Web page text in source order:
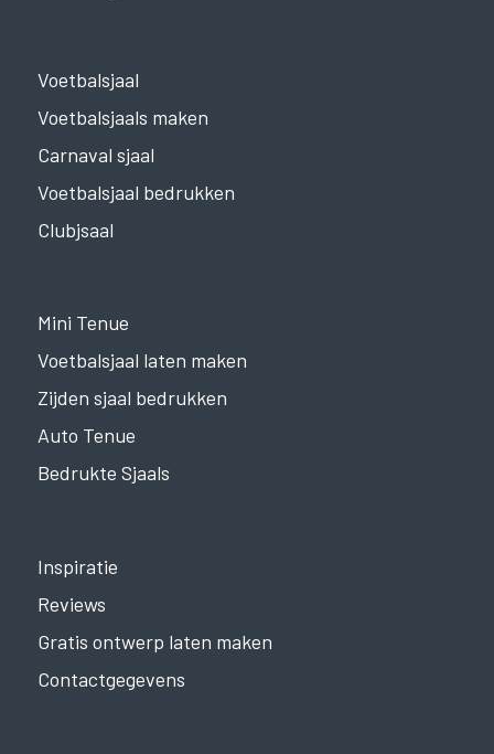
Voetbalsjaal
Voetbalsjaals maken
Carnaval sjaal
Voetbalsjaal bedrukken
Clubjsaal
Mini Tenue
Voetbalsjaal laten maken
Zijden sjaal bedrukken
Auto Tenue
Bedrukte Sjaals
Inspiratie
Reviews
Gratis ontwerp laten maken
Contactgegevens